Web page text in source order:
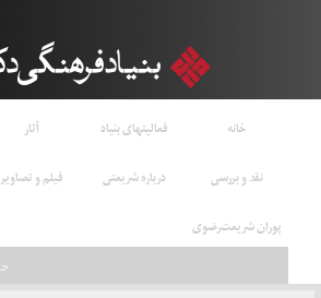
خانه فعالیتهای بنیاد آثار
نقد و بررسی
درباره شریعتی فیلم و تصاویر
پوران شریعت‌رضوی